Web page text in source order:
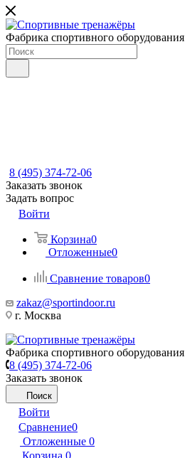
Фабрика спортивного оборудования
8 (495) 374-72-06
Заказать звонок
Задать вопрос
Войти
Корзина0
Отложенные0
Сравнение товаров0
zakaz@sportindoor.ru
г. Москва
Фабрика спортивного оборудования
8 (495) 374-72-06
Заказать звонок
Поиск
Войти
Сравнение0
Отложенные 0
Корзина 0